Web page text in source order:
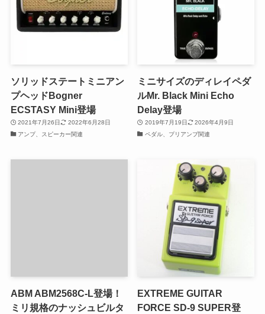
ソリッドステートミニアン
プヘッドBogner
ECSTASY Mini登場
2021年7月26日
2022年6月28日
アンプ、スピーカー関連
ミニサイズのディレイペダ
ルMr. Black Mini Echo
Delay登場
2019年7月19日
2026年4月9日
ペダル、プリアンプ関連
ABM ABM2568C-L登場！
ミリ規格のナッシュビルタ
EXTREME GUITAR
FORCE SD-9 SUPER登